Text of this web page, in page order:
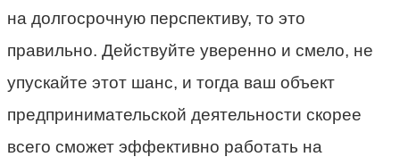
на долгосрочную перспективу, то это
правильно. Действуйте уверенно и смело, не
упускайте этот шанс, и тогда ваш объект
предпринимательской деятельности скорее
всего сможет эффективно работать на